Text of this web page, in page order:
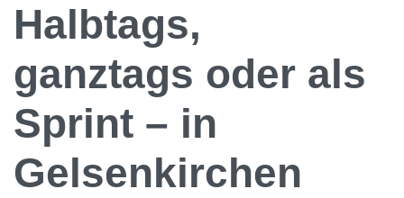
Halbtags,
ganztags oder als
Sprint – in
Gelsenkirchen